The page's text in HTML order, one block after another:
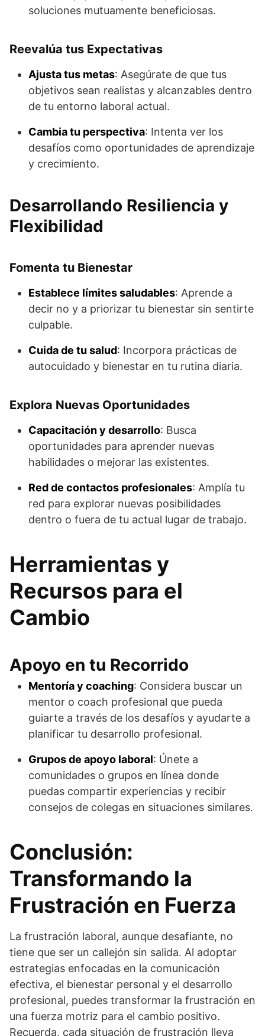
soluciones mutuamente beneficiosas.
Reevalúa tus Expectativas
Ajusta tus metas: Asegúrate de que tus
objetivos sean realistas y alcanzables dentro
de tu entorno laboral actual.
Cambia tu perspectiva: Intenta ver los
desafíos como oportunidades de aprendizaje
y crecimiento.
Desarrollando Resiliencia y
Flexibilidad
Fomenta tu Bienestar
Establece límites saludables: Aprende a
decir no y a priorizar tu bienestar sin sentirte
culpable.
Cuida de tu salud: Incorpora prácticas de
autocuidado y bienestar en tu rutina diaria.
Explora Nuevas Oportunidades
Capacitación y desarrollo: Busca
oportunidades para aprender nuevas
habilidades o mejorar las existentes.
Red de contactos profesionales: Amplía tu
red para explorar nuevas posibilidades
dentro o fuera de tu actual lugar de trabajo.
Herramientas y
Recursos para el
Cambio
Apoyo en tu Recorrido
Mentoría y coaching: Considera buscar un
mentor o coach profesional que pueda
guiarte a través de los desafíos y ayudarte a
planificar tu desarrollo profesional.
Grupos de apoyo laboral: Únete a
comunidades o grupos en línea donde
puedas compartir experiencias y recibir
consejos de colegas en situaciones similares.
Conclusión:
Transformando la
Frustración en Fuerza
La frustración laboral, aunque desafiante, no
tiene que ser un callejón sin salida. Al adoptar
estrategias enfocadas en la comunicación
efectiva, el bienestar personal y el desarrollo
profesional, puedes transformar la frustración en
una fuerza motriz para el cambio positivo.
Recuerda, cada situación de frustración lleva